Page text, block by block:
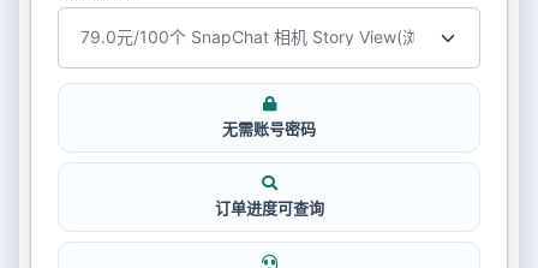
无需账号密码
订单进度可查询